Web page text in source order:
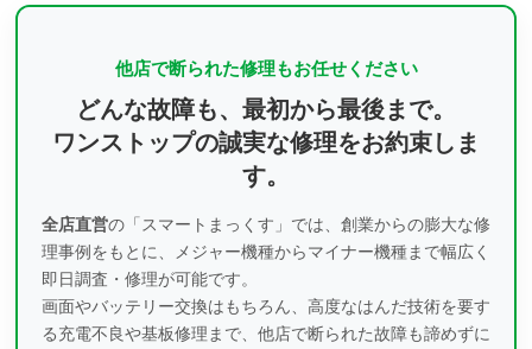
他店で断られた修理もお任せください
どんな故障も、最初から最後まで。
ワンストップの誠実な修理をお約束しま
す。
全店直営の「スマートまっくす」では、創業からの膨大な修
理事例をもとに、
メジャー機種からマイナー機種まで幅広く
即日調査・修理が可能です。
画面やバッテリー交換はもちろん、高度なはんだ技術を要す
る充電不良や基板修理まで、 他店で断られた故障も諦めずに